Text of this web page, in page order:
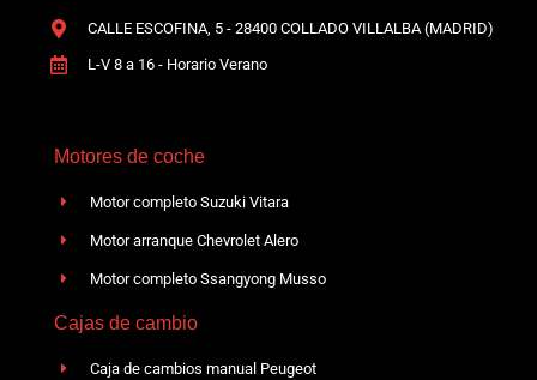
CALLE ESCOFINA, 5 - 28400 COLLADO VILLALBA (MADRID)
L-V 8 a 16 - Horario Verano
Motores de coche
Motor completo Suzuki Vitara
Motor arranque Chevrolet Alero
Motor completo Ssangyong Musso
Cajas de cambio
Caja de cambios manual Peugeot